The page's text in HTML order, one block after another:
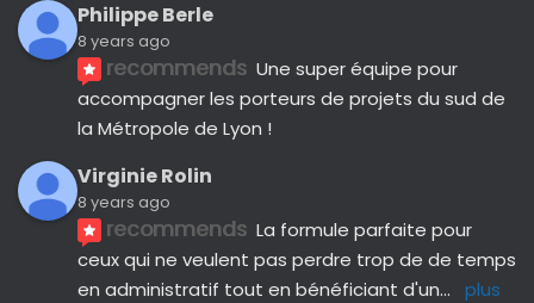
Philippe Berle
8 years ago
recommends Une super équipe pour
accompagner les porteurs de projets du sud de
la Métropole de Lyon !
Virginie Rolin
8 years ago
recommends La formule parfaite pour
ceux qui ne veulent pas perdre trop de de temps
en administratif tout en bénéficiant d'un... plus